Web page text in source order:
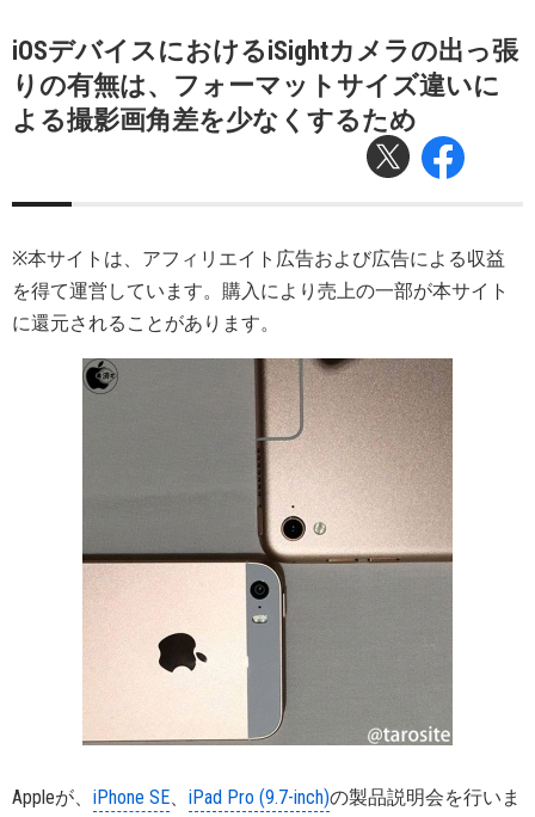
iOSデバイスにおけるiSightカメラの出っ張
りの有無は、フォーマットサイズ違いに
よる撮影画角差を少なくするため
※本サイトは、アフィリエイト広告および広告による収益
を得て運営しています。購入により売上の一部が本サイト
に還元されることがあります。
Appleが、 iPhone SE、 iPad Pro (9.7-inch)の製品説明会を行いま